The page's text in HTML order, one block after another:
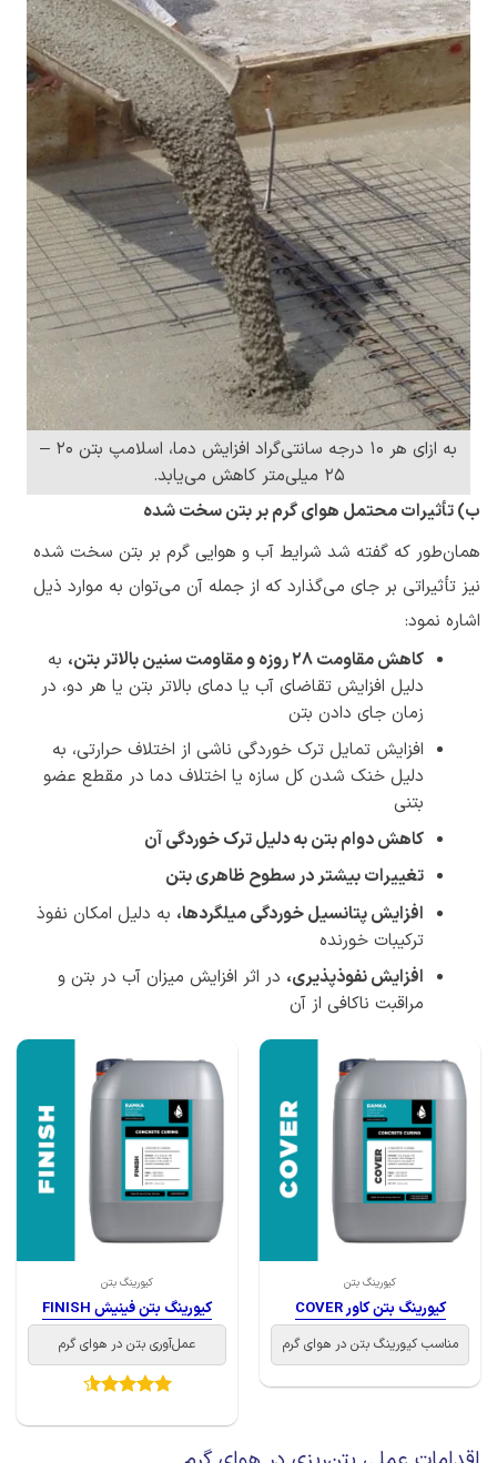
به ازای هر 10 درجه سانتی‌گراد افزایش دما، اسلامپ بتن ۲۰ –
۲۵ میلی‌متر کاهش می‌یابد.
ب) تأثیرات محتمل هوای گرم بر بتن سخت شده
همان‌طور که گفته شد شرایط آب و هوایی گرم بر بتن سخت شده
نیز تأثیراتی بر جای می‌گذارد که از جمله آن می‌توان به موارد ذیل
اشاره نمود:
کاهش مقاومت۲۸روزه و مقاومت سنین بالاتر بتن، به
دلیل افزایش تقاضای آب یا دمای بالاتر بتن یا هر دو، در
زمان جای دادن بتن
افزایش تمایل ترک خوردگی ناشی از اختلاف حرارتی، به
دلیل خنک شدن کل سازه یا اختلاف دما در مقطع عضو
بتنی
کاهش دوام بتن به دلیل ترک خوردگی آن
تغییرات بیشتر در سطوح ظاهری بتن
افزایش پتانسیل خوردگی میلگردها، به دلیل امکان نفوذ
ترکیبات خورنده
افزایش نفوذپذیری، در اثر افزایش میزان آب در بتن و
مراقبت ناکافی از آن
کیورینگ بتن
کیورینگ بتن کاور COVER
مناسب کیورینگ بتن در هوای گرم
کیورینگ بتن
کیورینگ بتن فینیش FINISH
عمل‌آوری بتن در هوای گرم
از 5